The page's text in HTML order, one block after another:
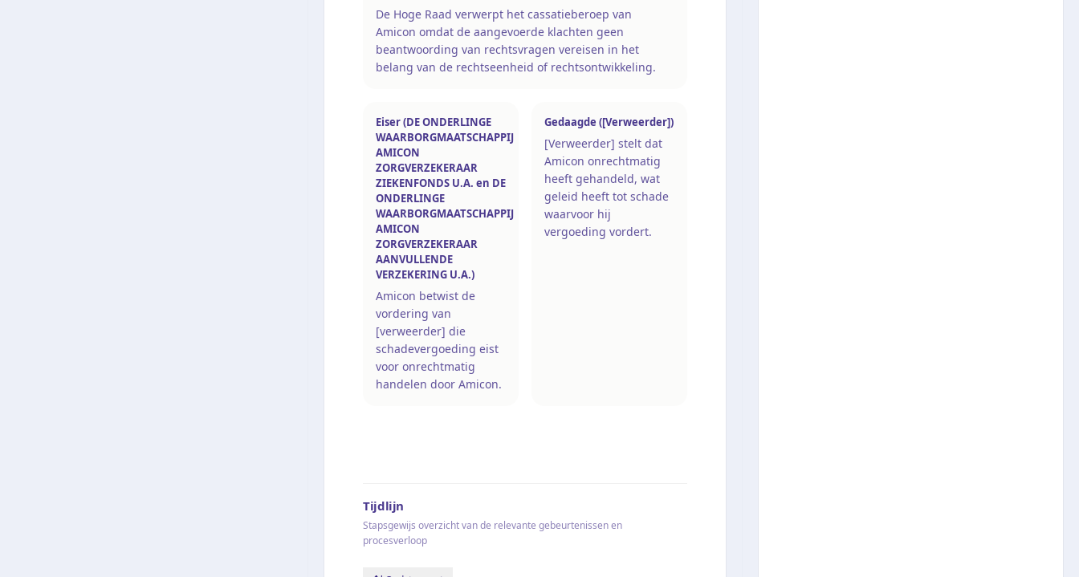
De Hoge Raad verwerpt het cassatieberoep van
Amicon omdat de aangevoerde klachten geen
beantwoording van rechtsvragen vereisen in het
belang van de rechtseenheid of rechtsontwikkeling.
Eiser (DE ONDERLINGE
WAARBORGMAATSCHAPPIJ
AMICON
ZORGVERZEKERAAR
ZIEKENFONDS U.A. en DE
ONDERLINGE
WAARBORGMAATSCHAPPIJ
AMICON
ZORGVERZEKERAAR
AANVULLENDE
VERZEKERING U.A.)
Amicon betwist de
vordering van
[verweerder] die
schadevergoeding eist
voor onrechtmatig
handelen door Amicon.
Gedaagde ([Verweerder])
[Verweerder] stelt dat
Amicon onrechtmatig
heeft gehandeld, wat
geleid heeft tot schade
waarvoor hij
vergoeding vordert.
Tijdlijn
Stapsgewijs overzicht van de relevante gebeurtenissen en
procesverloop